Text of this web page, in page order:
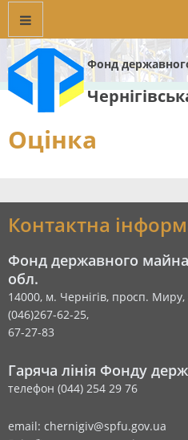
Фонд
Оцінка
Контактна
Фонд державного майна
обл.
14000, м. Чернігів, просп. Миру,
(046)267-62-25,
67-27-83
Гаряча лінія Фонду
телефон (044) 254 29 76
email: chernigiv@spfu.gov.ua